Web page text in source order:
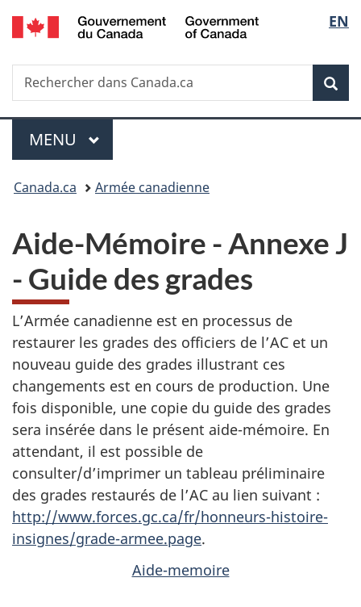
Passer
au
principal
Passer
à
Au
du
Passer
à
version
simplifiée
de
la
EN
Recherche
Rechercher
dans
Menu
MENU PRINCIPAL
Vous
ici :
Canada.ca Armée canadienne
Aide-Mémoire - Annexe J
- Guide des grades
L’Armée canadienne est en processus de
restaurer les grades des officiers de l’AC et un
nouveau guide des grades illustrant ces
changements est en cours de production. Une
fois disponible, une copie du guide des grades
sera insérée dans le présent aide-mémoire. En
attendant, il est possible de
consulter/d’imprimer un tableau préliminaire
des grades restaurés de l’AC au lien suivant :
http://www.forces.gc.ca/fr/honneurs-histoire-
insignes/grade-armee.page.
Aide-memoire